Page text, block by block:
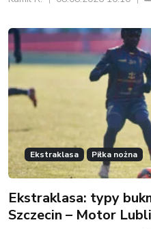
Ekstraklasa Piłka nożna
Ekstraklasa: typy
Szczecin – Motor